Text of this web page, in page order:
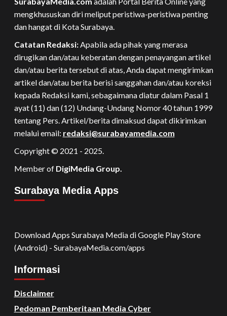
mengkhususkan diri meliput peristiwa-peristiwa penting
dan hangat di Kota Surabaya.
Catatan Redaksi:Apabila ada pihak yang merasa
dirugikan dan/atau keberatan dengan penayangan artikel
dan/atau berita tersebut di atas, Anda dapat mengirimkan
artikel dan/atau berita berisi sanggahan dan/atau koreksi
kepada Redaksi kami, sebagaimana diatur dalam Pasal 1
ayat (11) dan (12) Undang-Undang Nomor 40 tahun 1999
tentang Pers. Artikel/berita dimaksud dapat dikirimkan
melalui email: redaksi@surabayamedia.com
Copyright © 2021 - 2025.
Member of DigiMedia Group.
Surabaya Media Apps
Download Apps Surabaya Media di Google Play Store
(Android) - SurabayaMedia.com/apps
Informasi
Disclaimer
Pedoman Pemberitaan Media Cyber